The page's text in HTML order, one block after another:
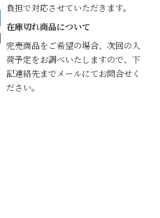
負担で対応させていただきます。
在庫切れ商品について
完売商品をご希望の場合、次回の入
荷予定をお調べいたしますので、下
記連絡先までメールにてお問合せく
ださい。